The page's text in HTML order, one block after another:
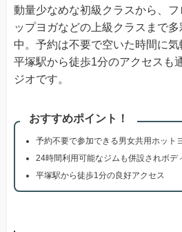
動量少なめな初級クラスから、
ップヨガなどの上級クラスまで
中。予約は不要で空いた時間に気
平塚駅から徒歩1分のアクセスも
ジオです。
おすすめポイント！
予約不要で参加できる男女共用ホット
24時間利用可能なジムも併設されボデ
平塚駅から徒歩1分の良好アクセス